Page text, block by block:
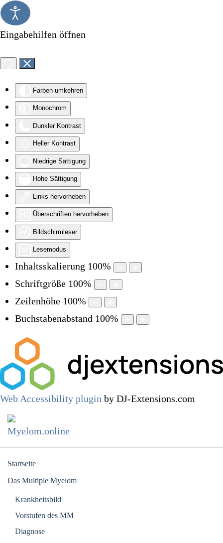
Eingabehilfen öffnen
Farben umkehren
Monochrom
Dunkler Kontrast
Heller Kontrast
Niedrige Sättigung
Hohe Sättigung
Links hervorheben
Überschriften hervorheben
Bildschirmleser
Lesemodus
Inhaltsskalierung 100%
Schriftgröße 100%
Zeilenhöhe 100%
Buchstabenabstand 100%
Web Accessibility plugin by DJ-Extensions.com
Startseite
Das Multiple Myelom
Krankheitsbild
Vorstufen des MM
Diagnose